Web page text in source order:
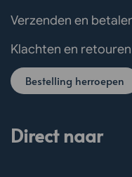
Verzenden en
Klachten en retouren
Bestelling herroepen
Direct naar